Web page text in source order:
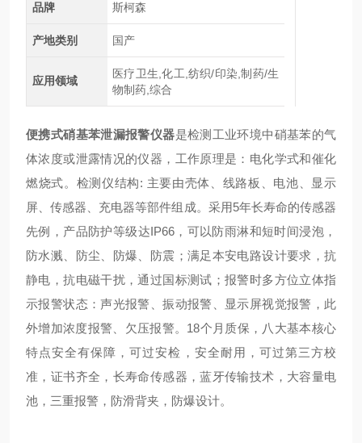
品牌 斯柯森
产地类别 国产
应用领域
医疗卫生,化工,纺织/印染,制药/生
物制药,综合
便携式硝基苯泄漏报警仪器是检测工业环境中硝基苯的气
体浓度或泄露情况的仪器，工作原理是：电化学式和催化
燃烧式。检测仪结构: 主要由壳体、线路板、电池、显示
屏、传感器、充电器等部件组成。采用5年长寿命的传感器
先例，产品防护等级达IP66，可以防雨淋和短时间浸泡，
防水溅、防尘、防爆、防震；满足本安电路设计要求，抗
静电，抗电磁干扰，通过国标测试；报警时多方位立体指
示报警状态：声光报警、振动报警、显示屏视觉报警，此
外增加浓度报警、欠压报警。18个月质保，八大基本核心
特点安全有保障，可过安检，安全耐用，可过第三方校
准，证书齐全，长寿命传感器，蓝牙传输技术，大容量电
池，三重报警，防滑背夹，防爆设计。